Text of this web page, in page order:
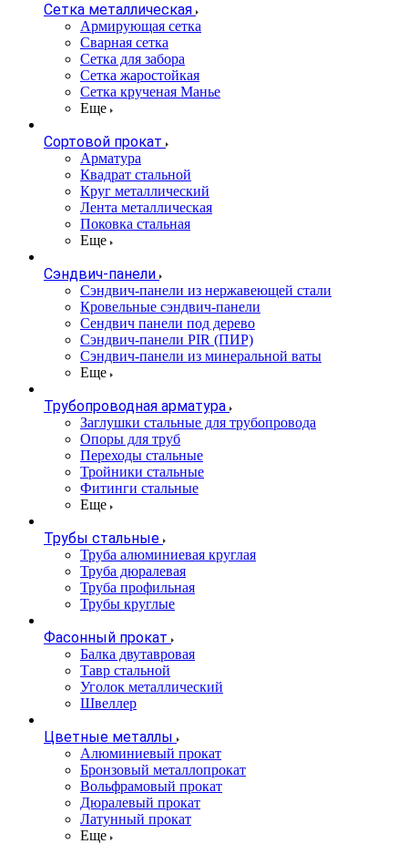
Сетка металлическая
Армирующая сетка
Сварная сетка
Сетка для забора
Сетка жаростойкая
Сетка крученая Манье
Еще
Сортовой прокат
Арматура
Квадрат стальной
Круг металлический
Лента металлическая
Поковка стальная
Еще
Сэндвич-панели
Cэндвич-панели из нержавеющей стали
Кровельные сэндвич-панели
Сендвич панели под дерево
Сэндвич-панели PIR (ПИР)
Сэндвич-панели из минеральной ваты
Еще
Трубопроводная арматура
Заглушки стальные для трубопровода
Опоры для труб
Переходы стальные
Тройники стальные
Фитинги стальные
Еще
Трубы стальные
Труба алюминиевая круглая
Труба дюралевая
Труба профильная
Трубы круглые
Фасонный прокат
Балка двутавровая
Тавр стальной
Уголок металлический
Швеллер
Цветные металлы
Алюминиевый прокат
Бронзовый металлопрокат
Вольфрамовый прокат
Дюралевый прокат
Латунный прокат
Еще